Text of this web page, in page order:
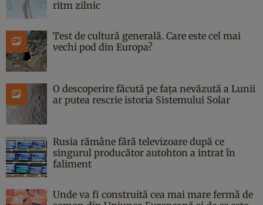
ritm zilnic
Test de cultură generală. Care este cel mai
vechi pod din Europa?
O descoperire făcută pe fața nevăzută a Lunii
ar putea rescrie istoria Sistemului Solar
Rusia rămâne fără televizoare după ce
singurul producător autohton a intrat în
faliment
Unde va fi construită cea mai mare fermă de